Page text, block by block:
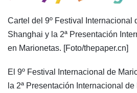
Cartel del 9º Festival Internacional
Shanghai y la 2ª Presentación
en Marionetas. [Foto/thepaper.cn]
El 9º Festival Internacional de
la 2ª Presentación Internacional